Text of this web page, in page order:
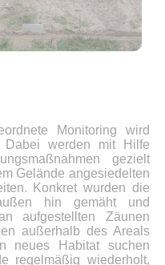
Monitoring wird
Dabei werden mit Hilfe
gezielt
Gelände angesiedelten
Konkret wurden die
hin gemäht und
aufgestellten Zäunen
außerhalb des Areals
neues Habitat suchen
regelmäßig wiederholt,